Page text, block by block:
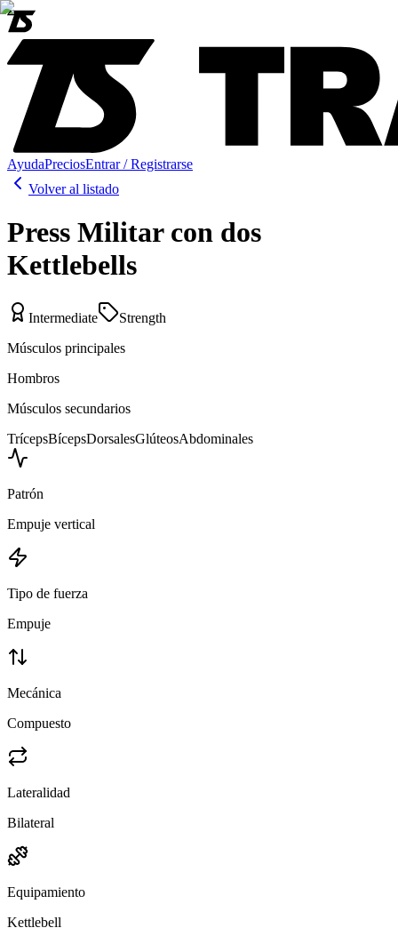
AyudaPreciosEntrar / Registrarse
Volver al listado
Press Militar con dos
Kettlebells
Intermediate
Strength
Músculos principales
Hombros
Músculos secundarios
TrícepsBícepsDorsalesGlúteosAbdominales
Patrón
Empuje vertical
Tipo de fuerza
Empuje
Mecánica
Compuesto
Lateralidad
Bilateral
Equipamiento
Kettlebell